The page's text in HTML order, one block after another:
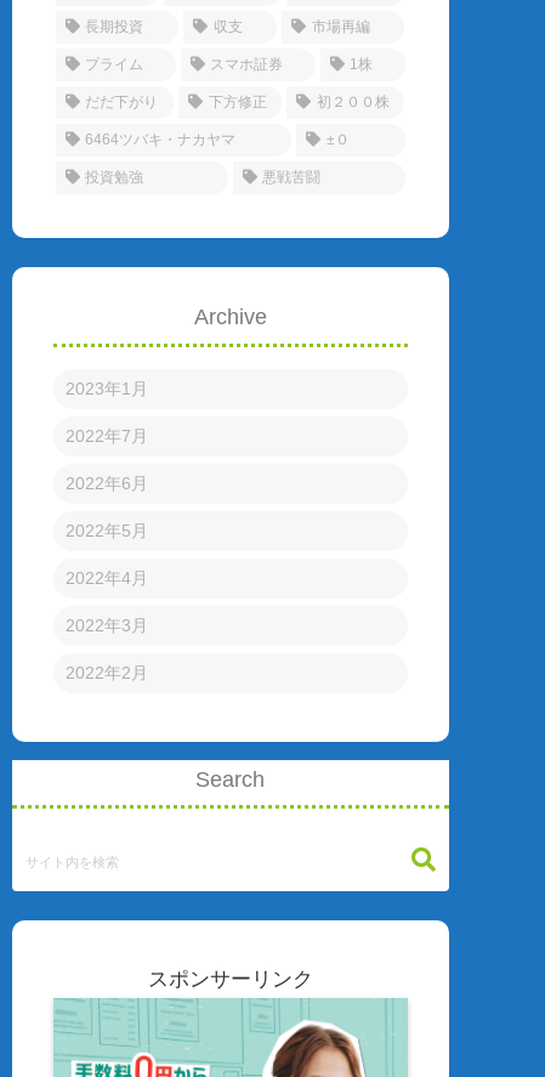
長期投資 収支 市場再編
プライム スマホ証券 1株
だだ下がり 下方修正 初２００株
6464ツバキ・ナカヤマ ±０
投資勉強 悪戦苦闘
Archive
2023年1月
2022年7月
2022年6月
2022年5月
2022年4月
2022年3月
2022年2月
Search
スポンサーリンク